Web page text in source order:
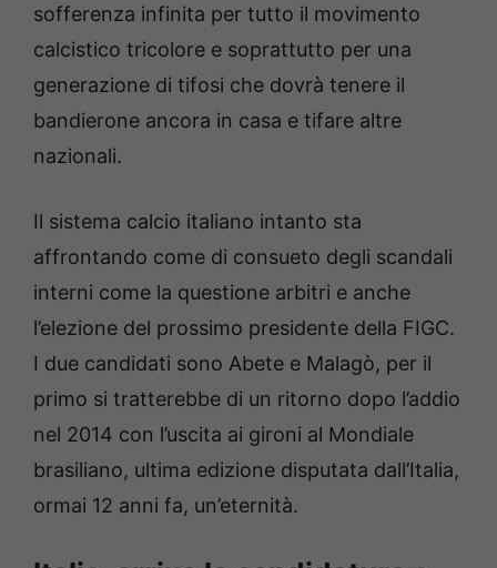
sofferenza infinita per tutto il movimento
calcistico tricolore e soprattutto per una
generazione di tifosi che dovrà tenere il
bandierone ancora in casa e tifare altre
nazionali.
Il sistema calcio italiano intanto sta
affrontando come di consueto degli scandali
interni come la questione arbitri e anche
l’elezione del prossimo presidente della FIGC.
I due candidati sono Abete e Malagò, per il
primo si tratterebbe di un ritorno dopo l’addio
nel 2014 con l’uscita ai gironi al Mondiale
brasiliano, ultima edizione disputata dall’Italia,
ormai 12 anni fa, un’eternità.